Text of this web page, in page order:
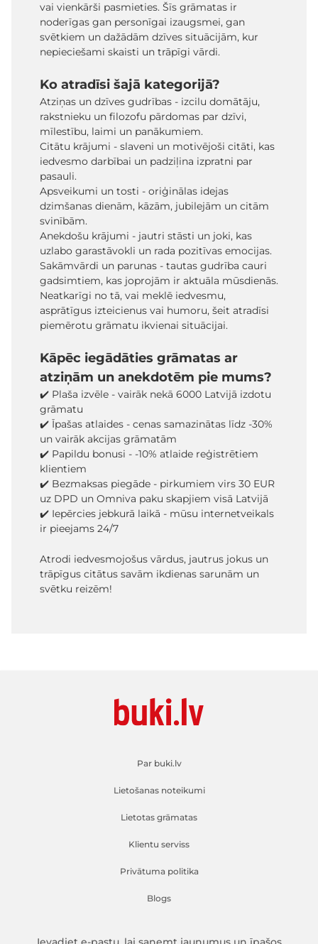
vai vienkārši pasmieties. Šīs grāmatas ir
noderīgas gan personīgai izaugsmei, gan
svētkiem un dažādām dzīves situācijām, kur
nepieciešami skaisti un trāpīgi vārdi.
Ko atradīsi šajā kategorijā?
Atziņas un dzīves gudrības - izcilu domātāju,
rakstnieku un filozofu pārdomas par dzīvi,
mīlestību, laimi un panākumiem.
Citātu krājumi - slaveni un motivējoši citāti, kas
iedvesmo darbībai un padziļina izpratni par
pasauli.
Apsveikumi un tosti - oriģinālas idejas
dzimšanas dienām, kāzām, jubilejām un citām
svinībām.
Anekdošu krājumi - jautri stāsti un joki, kas
uzlabo garastāvokli un rada pozitīvas emocijas.
Sakāmvārdi un parunas - tautas gudrība cauri
gadsimtiem, kas joprojām ir aktuāla mūsdienās.
Neatkarīgi no tā, vai meklē iedvesmu,
asprātīgus izteicienus vai humoru, šeit atradīsi
piemērotu grāmatu ikvienai situācijai.
Kāpēc iegādāties grāmatas ar
atziņām un anekdotēm pie mums?
✔️ Plaša izvēle - vairāk nekā 6000 Latvijā izdotu
grāmatu
✔️ Īpašas atlaides - cenas samazinātas līdz -30%
un vairāk akcijas grāmatām
✔️ Papildu bonusi - -10% atlaide reģistrētiem
klientiem
✔️ Bezmaksas piegāde - pirkumiem virs 30 EUR
uz DPD un Omniva paku skapjiem visā Latvijā
✔️ Iepērcies jebkurā laikā - mūsu internetveikals
ir pieejams 24/7
Atrodi iedvesmojošus vārdus, jautrus jokus un
trāpīgus citātus savām ikdienas sarunām un
svētku reizēm!
Par buki.lv
Lietošanas noteikumi
Lietotas grāmatas
Klientu serviss
Privātuma politika
Blogs